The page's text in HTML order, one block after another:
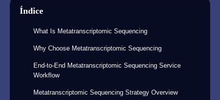
Índice
What Is Metatranscriptomic Sequencing
Why Choose Metatranscriptomic Sequencing
End-to-End Metatranscriptomic Sequencing Service
Workflow
Metatranscriptomic Sequencing Strategy Overview